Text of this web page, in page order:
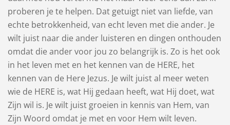
proberen je te helpen. Dat getuigt niet van liefde, van
echte betrokkenheid, van echt leven met die ander. Je
wilt juist naar die ander luisteren en dingen onthouden
omdat die ander voor jou zo belangrijk is. Zo is het ook
in het leven met en het kennen van de HERE, het
kennen van de Here Jezus. Je wilt juist al meer weten
wie de HERE is, wat Hij gedaan heeft, wat Hij doet, wat
Zijn wil is. Je wilt juist groeien in kennis van Hem, van
Zijn Woord omdat je met en voor Hem wilt leven.